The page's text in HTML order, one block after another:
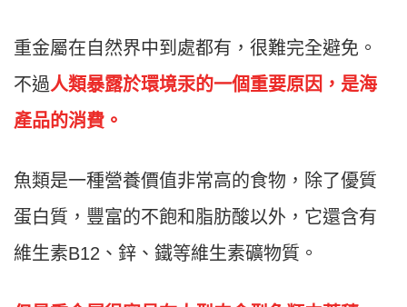
重金屬在自然界中到處都有，很難完全避免。
不過人類暴露於環境汞的一個重要原因，是海
產品的消費。
魚類是一種營養價值非常高的食物，除了優質
蛋白質，豐富的不飽和脂肪酸以外，它還含有
維生素B12、鋅、鐵等維生素礦物質。